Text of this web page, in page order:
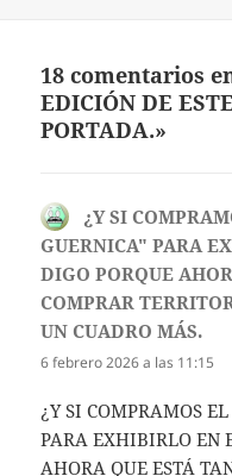
18 comentarios
EDICIÓN DE
PORTADA.»
¿Y SI
GUERNICA" PARA
DIGO PORQUE
COMPRAR
UN CUADRO MÁS.
6 febrero 2026 a las 11:15
¿Y SI COMPRAMOS
PARA EXHIBIRLO EN
AHORA QUE ESTÁ